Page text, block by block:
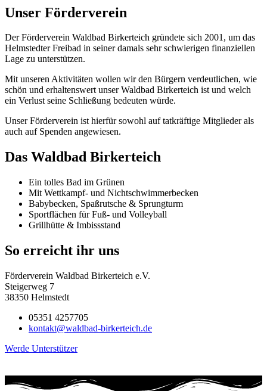
Unser Förderverein
Der Förderverein Waldbad Birkerteich gründete sich 2001, um das
Helmstedter Freibad in seiner damals sehr schwierigen finanziellen
Lage zu unterstützen.
Mit unseren Aktivitäten wollen wir den Bürgern verdeutlichen, wie
schön und erhaltenswert unser Waldbad Birkerteich ist und welch
ein Verlust seine Schließung bedeuten würde.
Unser Förderverein ist hierfür sowohl auf tatkräftige Mitglieder als
auch auf Spenden angewiesen.
Das Waldbad Birkerteich
Ein tolles Bad im Grünen
Mit Wettkampf- und Nichtschwimmerbecken
Babybecken, Spaßrutsche & Sprungturm
Sportflächen für Fuß- und Volleyball
Grillhütte & Imbissstand
So erreicht ihr uns
Förderverein Waldbad Birkerteich e.V.
Steigerweg 7
38350 Helmstedt
05351 4257705
kontakt@waldbad-birkerteich.de
Werde Unterstützer